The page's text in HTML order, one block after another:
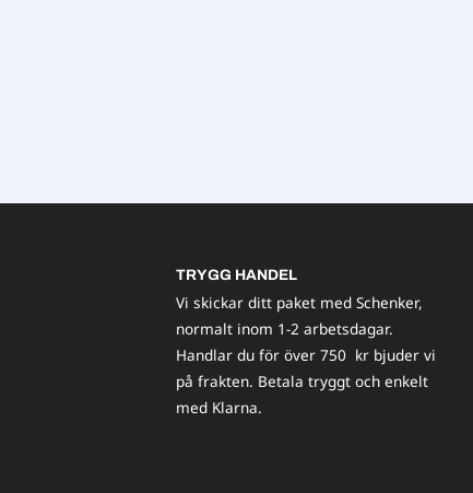
TRYGG HANDEL
Vi skickar ditt paket med Schenker,
normalt inom 1-2 arbetsdagar.
Handlar du för över 750 kr bjuder vi
på frakten. Betala tryggt och enkelt
med Klarna.